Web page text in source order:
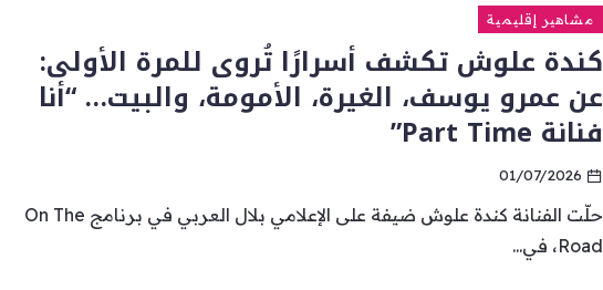
مشاهير إقليمية
كندة علوش تكشف أسرارًا تُروى للمرة الأولى:
عن عمرو يوسف، الغيرة، الأمومة، والبيت… “أنا
فنانة Part Time”
01/07/2026
حلّت الفنانة كندة علوش ضيفة على الإعلامي بلال العربي في برنامج On The
Road، في...